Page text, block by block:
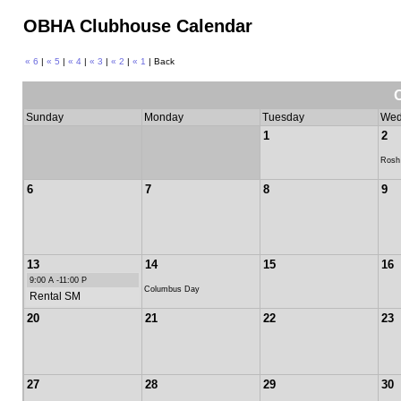
OBHA Clubhouse Calendar
« 6 | « 5 | « 4| « 3 | « 2 | « 1 | Back
Sunday Monday Tuesday
1 2
6 7 8 9
13
9:00 A -11:00 P
Rental SM
14
Columbus Day
15 16
20 21 22 23
27 28 29 30